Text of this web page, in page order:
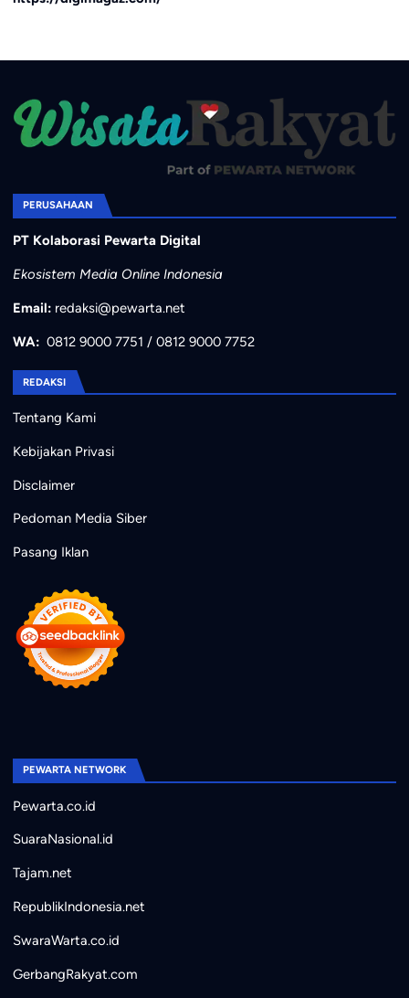
PERUSAHAAN
PT Kolaborasi Pewarta Digital
Ekosistem Media Online Indonesia
Email: redaksi@pewarta.net
WA: 0812 9000 7751 / 0812 9000 7752
REDAKSI
Tentang Kami
Kebijakan Privasi
Disclaimer
Pedoman Media Siber
Pasang Iklan
PEWARTA NETWORK
Pewarta.co.id
SuaraNasional.id
Tajam.net
RepublikIndonesia.net
SwaraWarta.co.id
GerbangRakyat.com